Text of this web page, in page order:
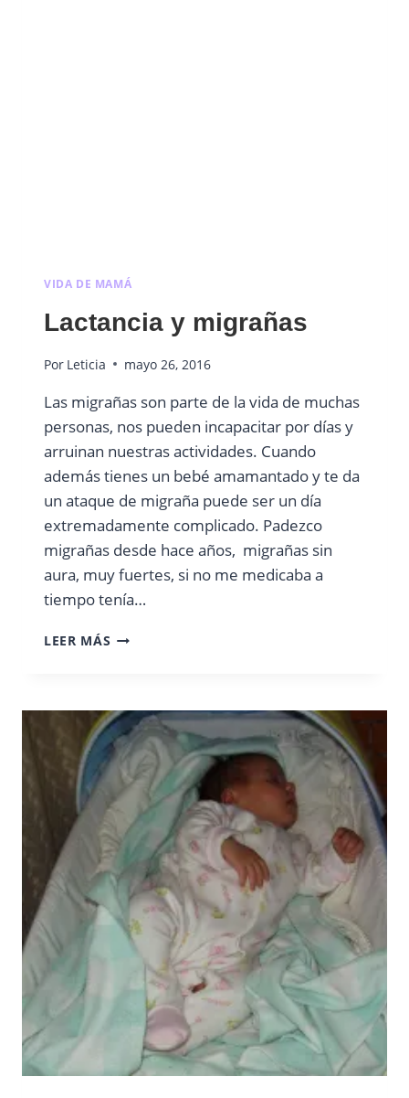
VIDA DE MAMÁ
Lactancia y migrañas
Por Leticia mayo 26, 2016
Las migrañas son parte de la vida de muchas
personas, nos pueden incapacitar por días y
arruinan nuestras actividades. Cuando
además tienes un bebé amamantado y te da
un ataque de migraña puede ser un día
extremadamente complicado. Padezco
migrañas desde hace años, migrañas sin
aura, muy fuertes, si no me medicaba a
tiempo tenía…
LEER MÁS LACTANCIA